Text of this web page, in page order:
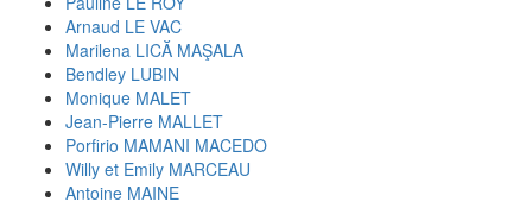
Arnaud LE VAC
Marilena LICĂ MAŞALA
Bendley LUBIN
Monique MALET
Jean-Pierre MALLET
Porfirio MAMANI MACEDO
Willy et Emily MARCEAU
Antoine MAINE